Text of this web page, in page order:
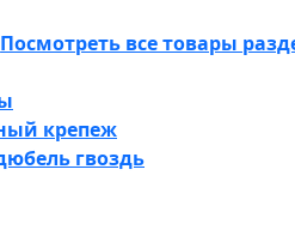
Посмотреть все товары
крепеж
гвоздь